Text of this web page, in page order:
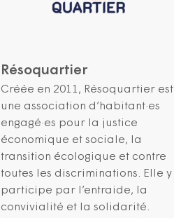
Résoquartier
Créée en 2011, Résoquartier est
une association d’habitant·es
engagé·es pour la justice
économique et sociale, la
transition écologique et contre
toutes les discriminations. Elle y
participe par l’entraide, la
convivialité et la solidarité.